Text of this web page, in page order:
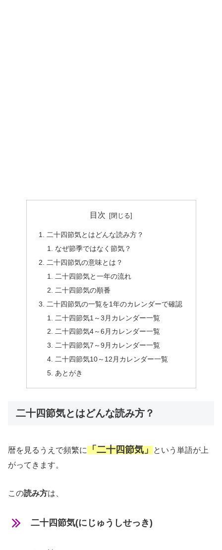
目次
二十四節気とはどんな読み方？
なぜ節季ではなく節気？
二十四節気の意味とは？
二十四節気と一年の流れ
二十四節気の順番
二十四節気の一覧を1年のカレンダーで確認
二十四節気1～3月カレンダー一覧
二十四節気4～6月カレンダー一覧
二十四節気7～9月カレンダー一覧
二十四節気10～12月カレンダー一覧
あとがき
二十四節気とはどんな読み方？
暦を見るうえで頻繁に 「二十四節気」
という単語が上
がってきます。
この読み方は、
二十四節気(にじゅうしせっき)